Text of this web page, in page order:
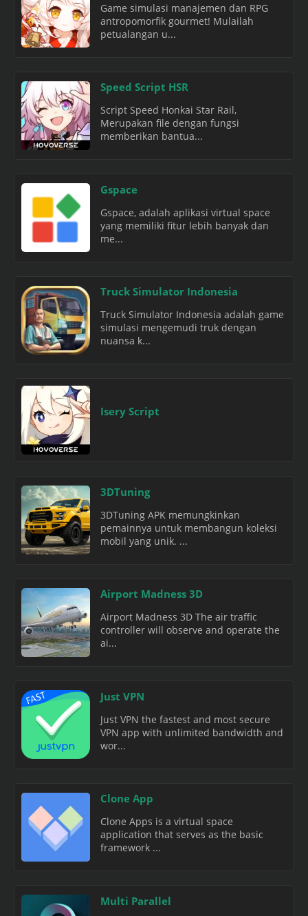
Game simulasi manajemen dan RPG
antropomorfik gourmet! Mulailah
petualangan u...
Speed Script HSR
Script Speed Honkai Star Rail,
Merupakan file dengan fungsi
memberikan bantua...
Gspace
Gspace, adalah aplikasi virtual space
yang memiliki fitur lebih banyak dan
me...
Truck Simulator Indonesia
Truck Simulator Indonesia adalah game
simulasi mengemudi truk dengan
nuansa k...
Isery Script
3DTuning
3DTuning APK memungkinkan
pemainnya untuk membangun koleksi
mobil yang unik. ...
Airport Madness 3D
Airport Madness 3D The air traffic
controller will observe and operate the
ai...
Just VPN
Just VPN the fastest and most secure
VPN app with unlimited bandwidth and
wor...
Clone App
Clone Apps is a virtual space
application that serves as the basic
framework ...
Multi Parallel